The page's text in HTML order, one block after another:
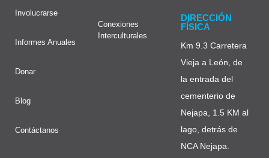
Involucrarse
Informes Anuales
Donar
Blog
Contáctanos
Conexiones
Interculturales
DIRECCIÓN
FÍSICA
Km 9.3 Carretera
Vieja a León, de
la entrada del
cementerio de
Nejapa, 1.5 KM al
lago, detrás de
NCA Nejapa.